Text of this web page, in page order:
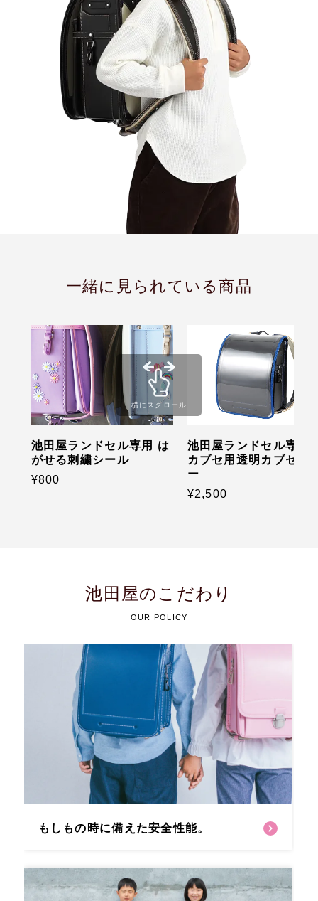
一緒に見られている商品
池田屋ランドセル専用 は
がせる刺繍シール
¥800
池田屋ランドセル専用
カブセ用透明カブセカ
ー
¥2,500
横にスクロール
池田屋のこだわり
OUR POLICY
もしもの時に備えた安全性能。